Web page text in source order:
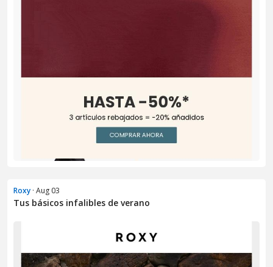
Roxy · Aug 03
Tus básicos infalibles de verano​